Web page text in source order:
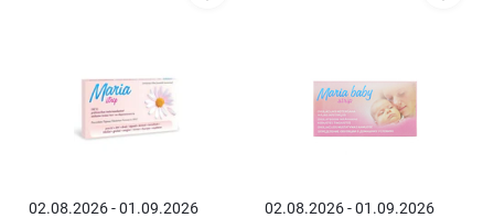
02.08.2026 - 01.09.2026 02.08.2026 - 01.09.2026